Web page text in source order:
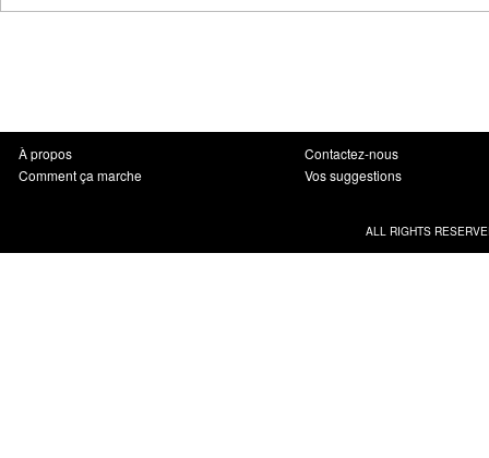
À propos
Comment ça marche
Contactez-nous
Vos suggestions
ALL RIGHTS